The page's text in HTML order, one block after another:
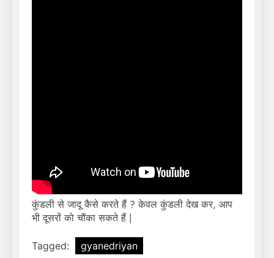
कुंडली से जादू कैसे करते हैं ? केवल कुंडली देख कर, आप
भी दूसरों को चौंका सकते हैं |
Tagged:
gyanedriyan